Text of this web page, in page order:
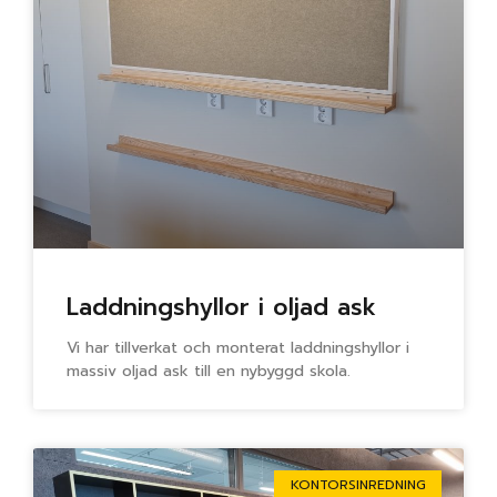
Laddningshyllor i oljad ask
Vi har tillverkat och monterat laddningshyllor i
massiv oljad ask till en nybyggd skola.
KONTORSINREDNING